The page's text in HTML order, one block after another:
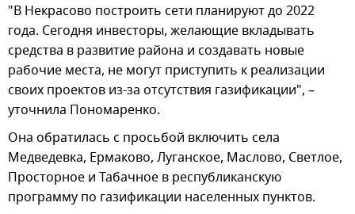
"В Некрасово построить сети планируют до 2022
года. Сегодня инвесторы, желающие вкладывать
средства в развитие района и создавать новые
рабочие места, не могут приступить к реализации
своих проектов из-за отсутствия газификации", –
уточнила Пономаренко.
Она обратилась с просьбой включить села
Медведевка, Ермаково, Луганское, Маслово, Светлое,
Просторное и Табачное в республиканскую
программу по газификации населенных пунктов.